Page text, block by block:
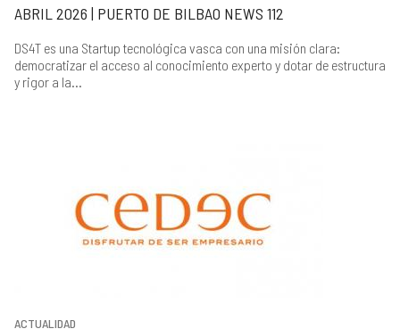
ABRIL 2026 | PUERTO DE BILBAO NEWS 112
DS4T es una Startup tecnológica vasca con una misión clara:
democratizar el acceso al conocimiento experto y dotar de estructura
y rigor a la...
ACTUALIDAD